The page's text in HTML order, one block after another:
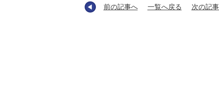
前の記事へ 一覧へ戻る 次の記